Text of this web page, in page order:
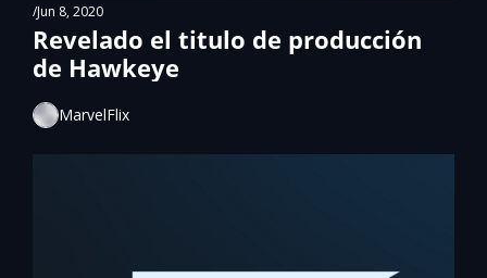
/Jun 8, 2020
Revelado el titulo de producción
de Hawkeye
MarvelFlix